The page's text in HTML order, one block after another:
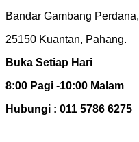
Bandar Gambang Perdana,
25150 Kuantan, Pahang.
Buka Setiap Hari
8:00 Pagi -10:00 Malam
Hubungi : 011 5786 6275